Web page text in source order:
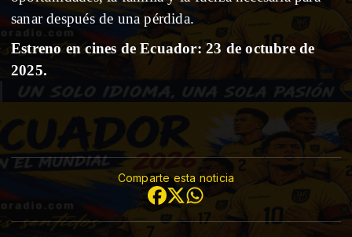
sanar después de una pérdida.
Estreno en cines de Ecuador: 23 de octubre de
2025.
Comparte esta noticia